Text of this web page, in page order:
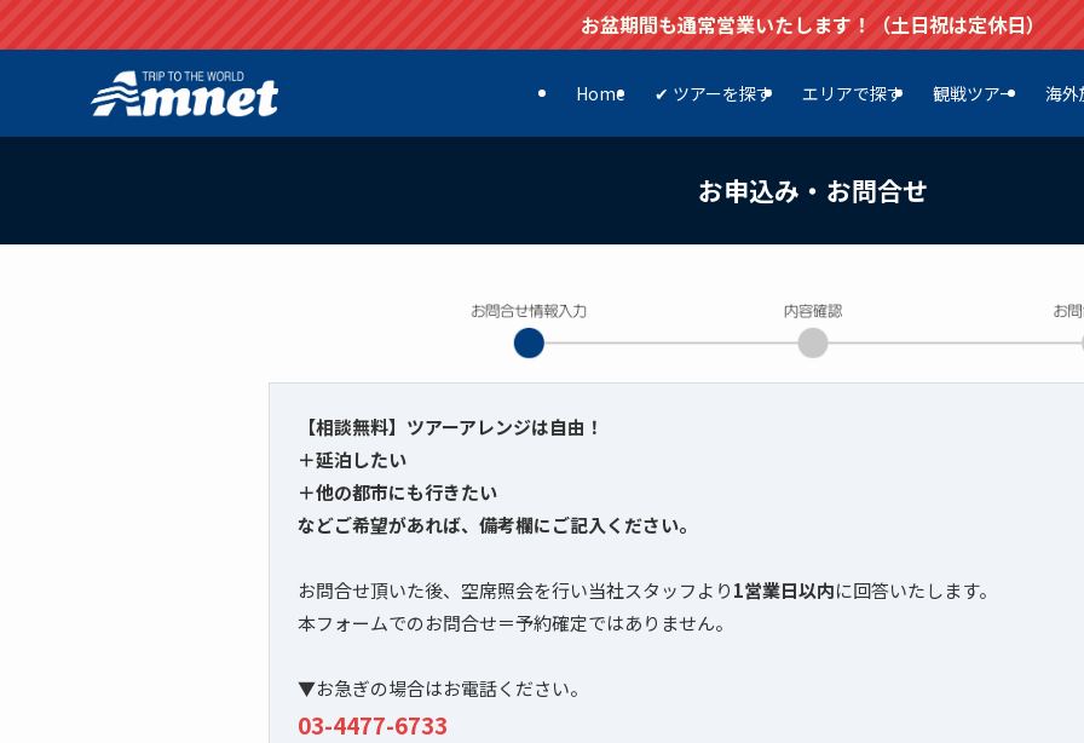
お盆期間も通常営業いたします！（土日祝は定休日）
Home ✔ ツアーを探す エリアで探す 観戦ツアー 海外
お申込み・お問合せ
【相談無料】ツアーアレンジは自由！
＋延泊したい
＋他の都市にも行きたい
などご希望があれば、備考欄にご記入ください。
お問合せ頂いた後、空席照会を行い当社スタッフより1営業日以内に回答いたします。
本フォームでのお問合せ＝予約確定ではありません。
▼お急ぎの場合はお電話ください。
03-4477-6733